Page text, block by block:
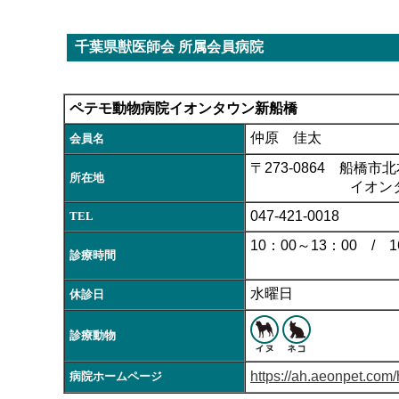
千葉県獣医師会 所属会員病院
ペテモ動物病院イオンタウン新船橋
会員名 仲原 佳太
所在地
〒273-0864 船橋市北
イオンタウ
TEL 047-421-0018
診療時間
10：00～13：00 /
休診日 水曜日
診療動物
病院ホームページ https://